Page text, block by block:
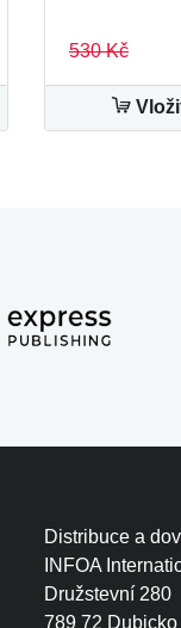
530 Kč
Distribuce a
INFOA
Družstevní 280
789 72 Dubicko